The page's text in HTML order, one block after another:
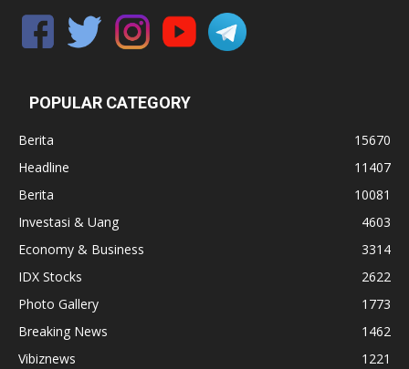
POPULAR CATEGORY
Berita
15670
Headline
11407
Berita
10081
Investasi & Uang
4603
Economy & Business
3314
IDX Stocks
2622
Photo Gallery
1773
Breaking News
1462
Vibiznews
1221